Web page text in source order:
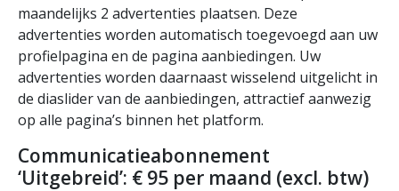
maandelijks 2 advertenties plaatsen. Deze
advertenties worden automatisch toegevoegd aan uw
profielpagina en de pagina aanbiedingen. Uw
advertenties worden daarnaast wisselend uitgelicht in
de diaslider van de aanbiedingen, attractief aanwezig
op alle pagina’s binnen het platform.
Communicatieabonnement
‘Uitgebreid’: € 95 per maand (excl. btw)